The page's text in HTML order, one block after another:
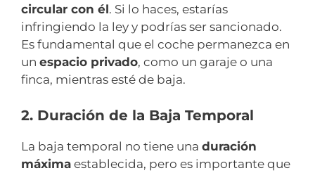
circular con él. Si lo haces, estarías
infringiendo la ley y podrías ser sancionado.
Es fundamental que el coche permanezca en
un espacio privado, como un garaje o una
finca, mientras esté de baja.
2. Duración de la Baja Temporal
La baja temporal no tiene una duración
máxima establecida, pero es importante que